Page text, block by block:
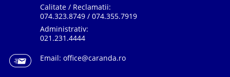
Calitate / Reclamatii:
074.323.8749 / 074.355.7919
Administrativ:
021.231.4444
Email: office@caranda.ro